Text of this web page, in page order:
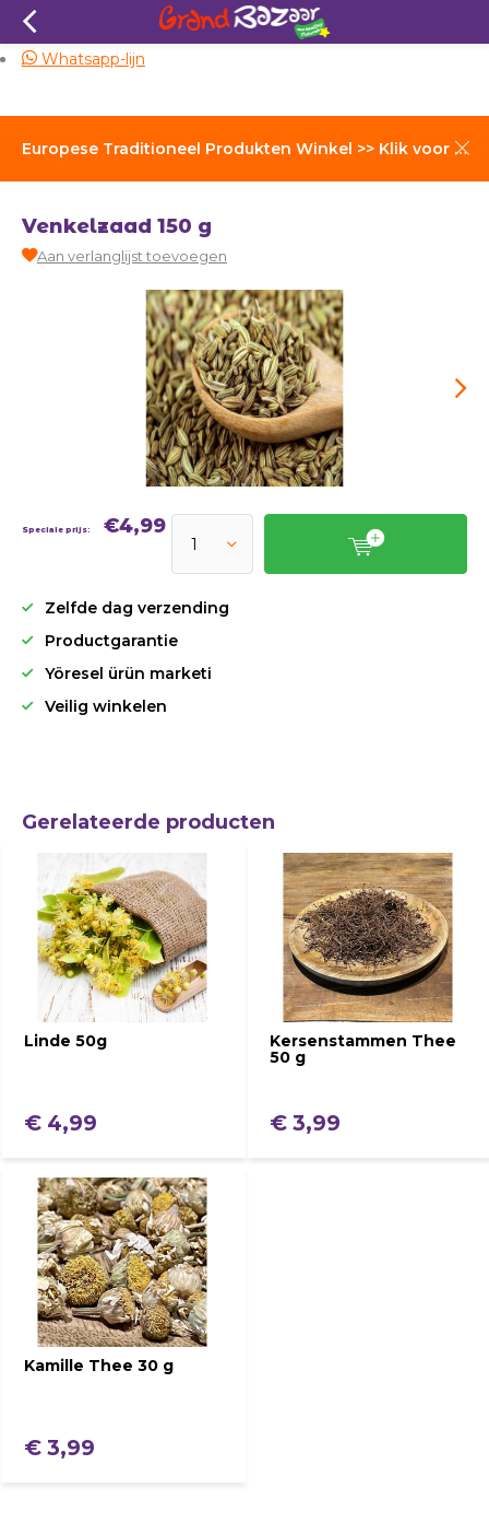
Europese Traditioneel Produkten Winkel >> Klik voor Verzendkosten
Zelfde dag verzending
Whatsapp-lijn
Venkelzaad 150 g
Aan verlanglijst toevoegen
Speciale prijs: €4,99
Zelfde dag verzending
Productgarantie
Yöresel ürün marketi
Veilig winkelen
Gerelateerde producten
Linde 50g
€ 4,99
Kersenstammen Thee
50 g
€ 3,99
Kamille Thee 30 g
€ 3,99